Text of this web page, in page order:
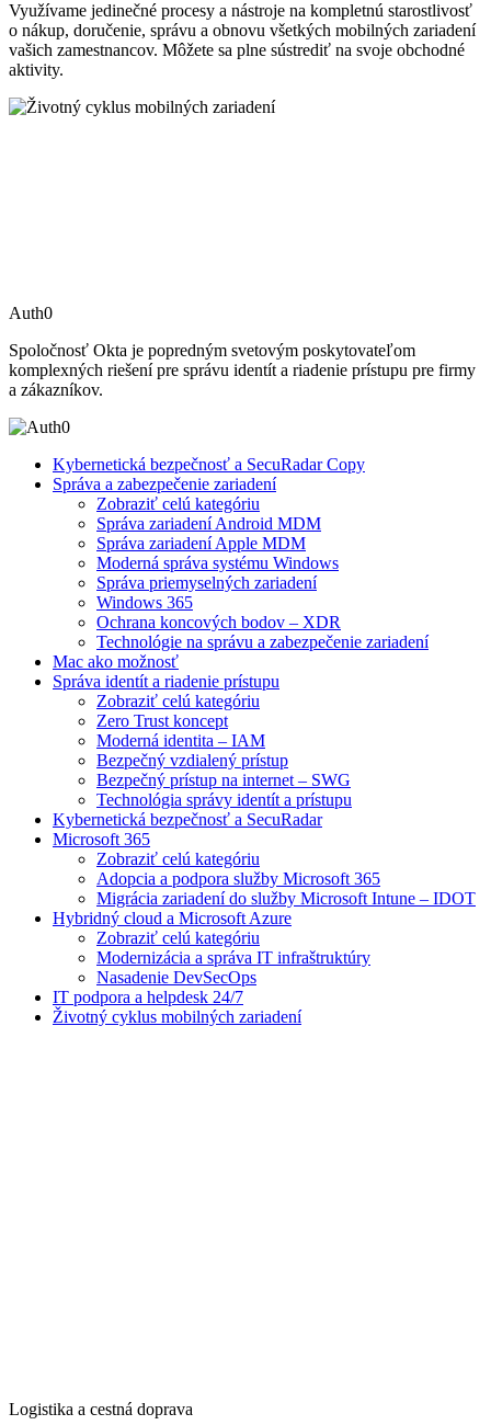
Využívame jedinečné procesy a nástroje na kompletnú starostlivosť
o nákup, doručenie, správu a obnovu všetkých mobilných zariadení
vašich zamestnancov. Môžete sa plne sústrediť na svoje obchodné
aktivity.
Auth0
Spoločnosť Okta je popredným svetovým poskytovateľom
komplexných riešení pre správu identít a riadenie prístupu pre firmy
a zákazníkov.
Kybernetická bezpečnosť a SecuRadar Copy
Správa a zabezpečenie zariadení
Zobraziť celú kategóriu
Správa zariadení Android MDM
Správa zariadení Apple MDM
Moderná správa systému Windows
Správa priemyselných zariadení
Windows 365
Ochrana koncových bodov – XDR
Technológie na správu a zabezpečenie zariadení
Mac ako možnosť
Správa identít a riadenie prístupu
Zobraziť celú kategóriu
Zero Trust koncept
Moderná identita – IAM
Bezpečný vzdialený prístup
Bezpečný prístup na internet – SWG
Technológia správy identít a prístupu
Kybernetická bezpečnosť a SecuRadar
Microsoft 365
Zobraziť celú kategóriu
Adopcia a podpora služby Microsoft 365
Migrácia zariadení do služby Microsoft Intune – IDOT
Hybridný cloud a Microsoft Azure
Zobraziť celú kategóriu
Modernizácia a správa IT infraštruktúry
Nasadenie DevSecOps
IT podpora a helpdesk 24/7
Životný cyklus mobilných zariadení
Logistika a cestná doprava